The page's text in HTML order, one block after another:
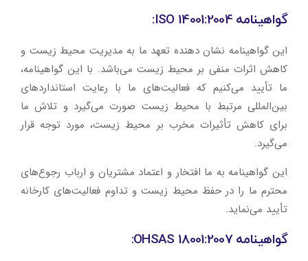
گواهینامه ISO 14001:2004:
این گواهینامه نشان دهنده تعهد ما به مدیریت محیط زیست و
کاهش اثرات منفی بر محیط زیست می‌باشد. با این گواهینامه،
ما تأیید می‌کنیم که فعالیت‌های ما با رعایت استانداردهای
بین‌المللی مرتبط با محیط زیست صورت می‌گیرد و تلاش ما
برای کاهش تأثیرات مخرب بر محیط زیست، مورد توجه قرار
می‌گیرد.
این گواهینامه به ما افتخار و اعتماد مشتریان و ارباب رجوع‌های
محترم ما را در حفظ محیط زیست و تداوم فعالیت‌های کارخانه
تأیید می‌نماید.
گواهینامه OHSAS 18001:2007: